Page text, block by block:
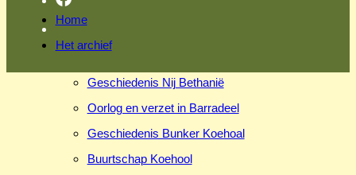
Home
Het archief
Geschiedenis Nij Bethanië
Oorlog en verzet in Barradeel
Geschiedenis Bunker Koehoal
Buurtschap Koehool